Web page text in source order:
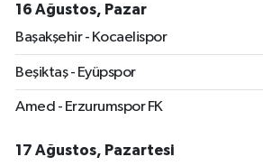
16 Ağustos, Pazar
Başakşehir - Kocaelispor
Beşiktaş - Eyüpspor
Amed - Erzurumspor FK
17 Ağustos, Pazartesi